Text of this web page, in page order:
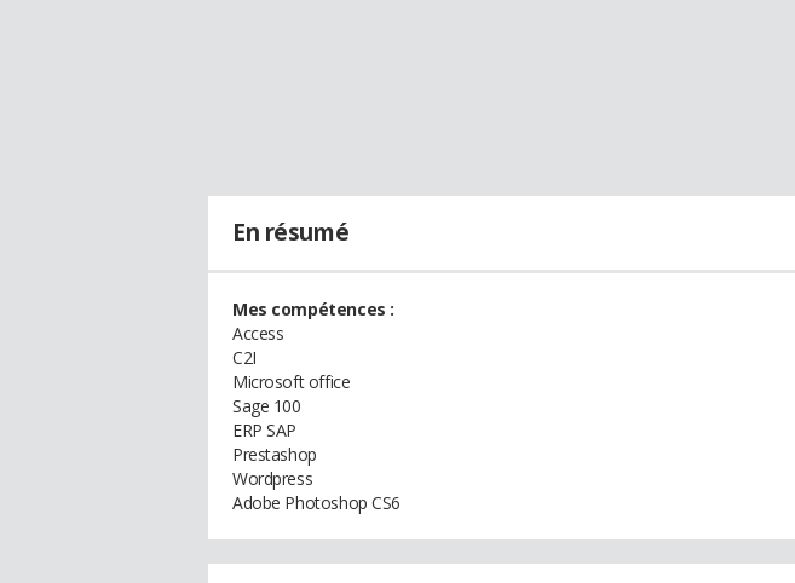
En résumé
Mes compétences :
Access
C2I
Microsoft office
Sage 100
ERP SAP
Prestashop
Wordpress
Adobe Photoshop CS6